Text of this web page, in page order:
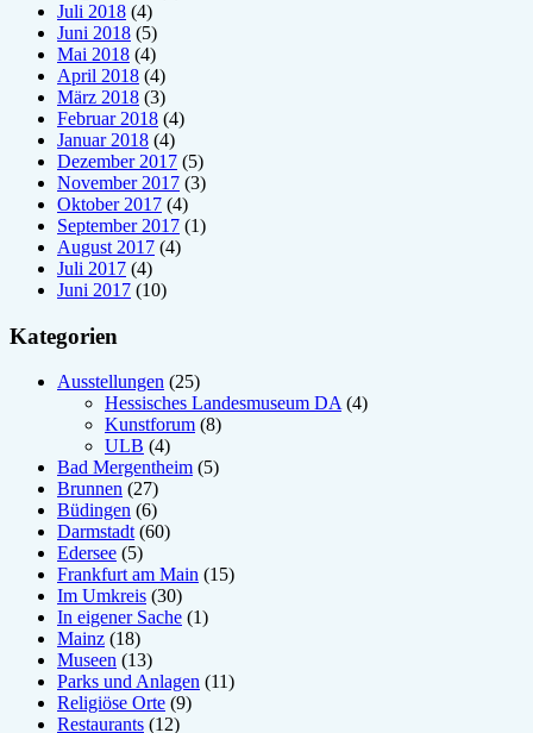
Juli 2018 (4)
Juni 2018 (5)
Mai 2018 (4)
April 2018 (4)
März 2018 (3)
Februar 2018 (4)
Januar 2018 (4)
Dezember 2017 (5)
November 2017 (3)
Oktober 2017 (4)
September 2017 (1)
August 2017 (4)
Juli 2017 (4)
Juni 2017 (10)
Kategorien
Ausstellungen (25)
Hessisches Landesmuseum DA(4)
Kunstforum (8)
ULB (4)
Bad Mergentheim (5)
Brunnen (27)
Büdingen (6)
Darmstadt(60)
Edersee (5)
Frankfurt am Main (15)
Im Umkreis (30)
In eigener Sache (1)
Mainz (18)
Museen (13)
Parks und Anlagen (11)
Religiöse Orte (9)
Restaurants (12)